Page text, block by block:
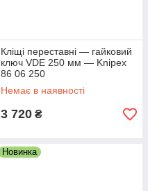
Кліщі переставні — гайковий
ключ VDE 250 мм — Knipex
86 06 250
Немає в наявності
3 720 ₴
Новинка